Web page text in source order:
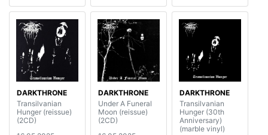
DARKTHRONE
Transilvanian
Hunger (reissue)
(2CD)
DARKTHRONE
Under A Funeral
Moon (reissue)
(2CD)
DARKTHRONE
Transilvanian
Hunger (30th
Anniversary)
(marble vinyl)